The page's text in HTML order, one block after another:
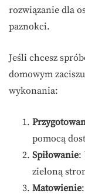
rozwiązanie dla
paznokci.
Jeśli chcesz
domowym
wykonania:
pomocą
Spiłowanie:
zieloną
Matowienie